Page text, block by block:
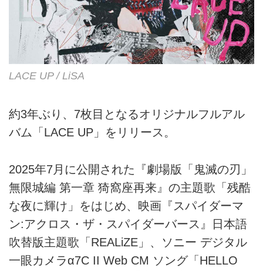
LACE UP / LiSA
約3年ぶり、7枚目となるオリジナルフルアル
バム「LACE UP」をリリース。
2025年7月に公開された『劇場版「鬼滅の刃」
無限城編 第一章 猗窩座再来』の主題歌「残酷
な夜に輝け」をはじめ、映画『スパイダーマ
ン:アクロス・ザ・スパイダーバース』日本語
吹替版主題歌「REALiZE」、ソニー デジタル
一眼カメラα7C II Web CM ソング「HELLO